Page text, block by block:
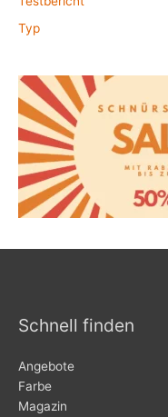
Typ
Schnell finden
Angebote
Farbe
Magazin